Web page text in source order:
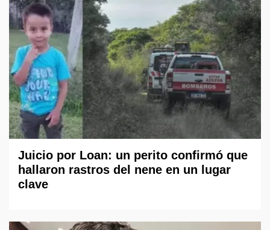
Juicio por Loan: un perito confirmó que
hallaron rastros del nene en un lugar
clave